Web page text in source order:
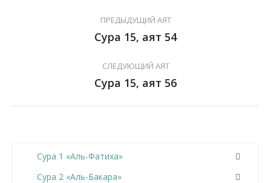
ПРЕДЫДУЩИЙ АЯТ
Сура 15, аят 54
СЛЕДУЮЩИЙ АЯТ
Сура 15, аят 56
Сура 1 «Аль-Фатиха»
Сура 2 «Аль-Бакара»